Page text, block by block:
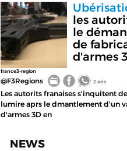
france3-region
les
le
de
d'armes
@F3Regions 2 ans
Les autorits franaises s'inquitent
lumire aprs le dmantlement d'un
d'armes 3D en
NEWS